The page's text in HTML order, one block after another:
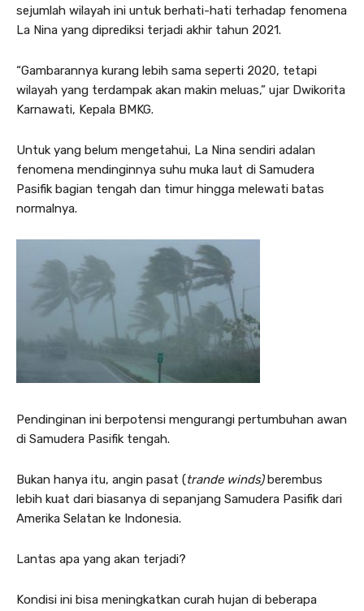
sejumlah wilayah ini untuk berhati-hati terhadap fenomena
La Nina yang diprediksi terjadi akhir tahun 2021.
“Gambarannya kurang lebih sama seperti 2020, tetapi
wilayah yang terdampak akan makin meluas,” ujar Dwikorita
Karnawati, Kepala BMKG.
Untuk yang belum mengetahui, La Nina sendiri adalan
fenomena mendinginnya suhu muka laut di Samudera
Pasifik bagian tengah dan timur hingga melewati batas
normalnya.
Pendinginan ini berpotensi mengurangi pertumbuhan awan
di Samudera Pasifik tengah.
Bukan hanya itu, angin pasat (trande winds)berembus
lebih kuat dari biasanya di sepanjang Samudera Pasifik dari
Amerika Selatan ke Indonesia.
Lantas apa yang akan terjadi?
Kondisi ini bisa meningkatkan curah hujan di beberapa